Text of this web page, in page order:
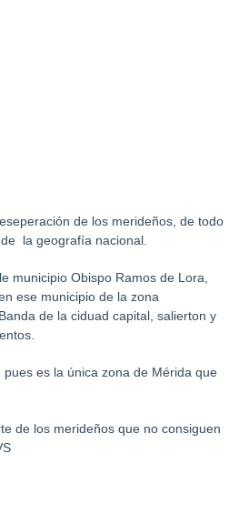
de los merideños, de todo
la geografía nacional.
municipio Obispo Ramos de Lora,
ese municipio de la zona
de la ciduad capital, salierton y
es la única zona de Mérida que
de los merideños que no consiguen